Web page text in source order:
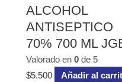
ALCOHOL
ANTISEPTICO
70% 700 ML
Valorado en 0de 5
$5.500 Añadir al